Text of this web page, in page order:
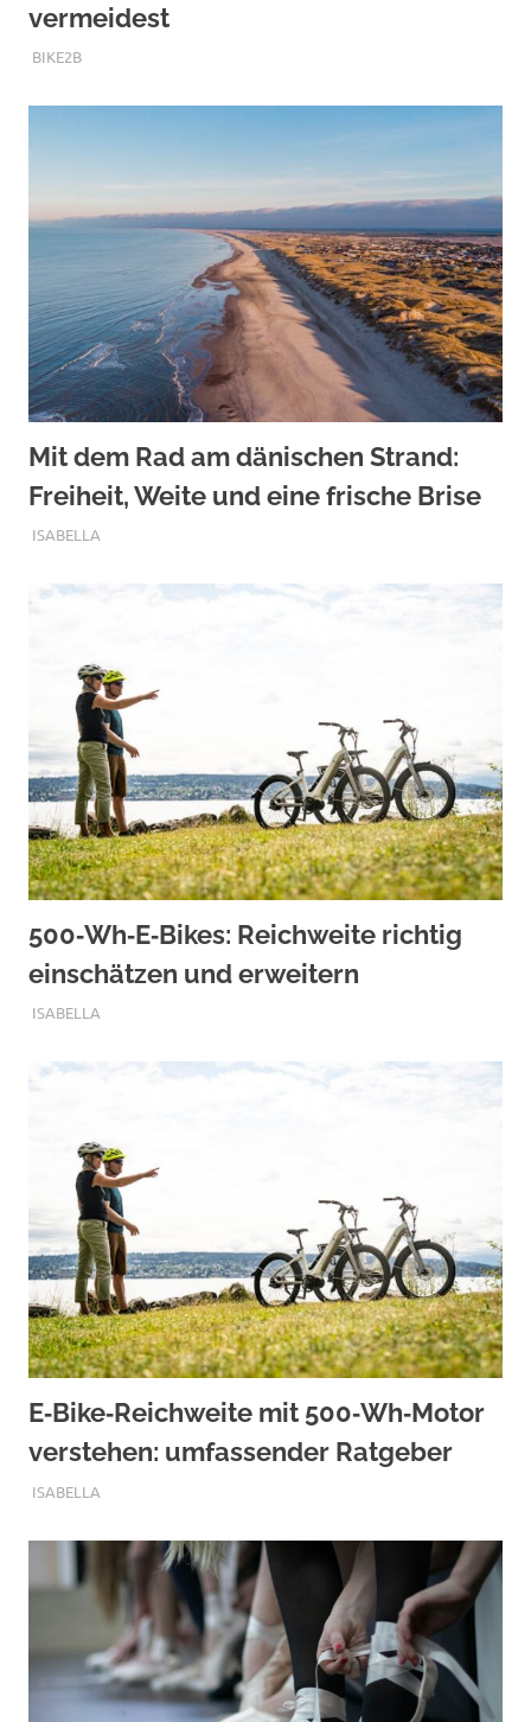
vermeidest
DEZEMBER 1, 2025
BIKE2B
Mit dem Rad am dänischen Strand:
Freiheit, Weite und eine frische Brise
OKTOBER 12, 2025
ISABELLA
500‑Wh‑E‑Bikes: Reichweite richtig
einschätzen und erweitern
SEPTEMBER 12, 2025
ISABELLA
E‑Bike‑Reichweite mit 500‑Wh‑Motor
verstehen: umfassender Ratgeber
SEPTEMBER 10, 2025
ISABELLA